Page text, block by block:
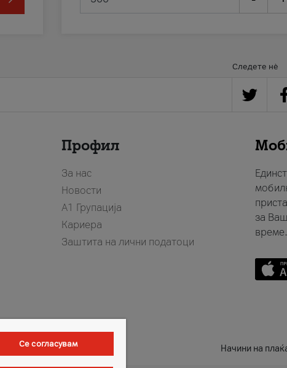
Следете нè
Профил
За нас
Новости
А1 Групација
Кариера
Заштита на лични податоци
за
време.
Начини на
Се согласувам